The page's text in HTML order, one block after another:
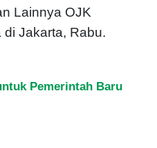
Lainnya OJK
Jakarta, Rabu.
Pemerintah Baru